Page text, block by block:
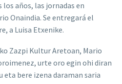
años, las jornadas en
Onaindia. Se entregará el
a Luisa Etxenike.
Zazpi Kultur Aretoan, Mario
urte oro egin ohi diran
bere izena daraman saria